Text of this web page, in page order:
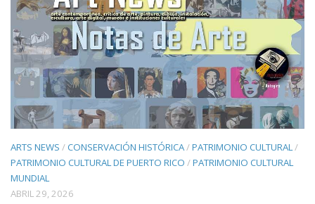
ARTS NEWS /CONSERVACIÓN HISTÓRICA/PATRIMONIO CULTURAL/
PATRIMONIO CULTURAL DE PUERTO RICO /PATRIMONIO CULTURAL
MUNDIAL
ABRIL 29, 2026